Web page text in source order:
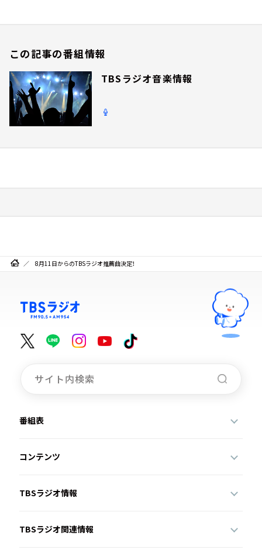
この記事の番組情報
TBSラジオ音楽情報
8月11日からのTBSラジオ推薦曲決定！
番組表
コンテンツ
TBSラジオ情報
TBSラジオ関連情報